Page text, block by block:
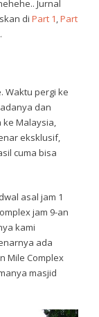
Jurnal
di Part 1 Part
Waktu pergi ke
dan
Malaysia,
eksklusif,
cuma bisa
asal jam 1
jam 9-an
kami
ada
Mile Complex
masjid